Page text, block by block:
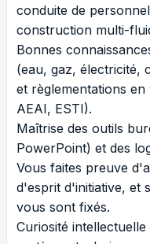
conduite de
construction multi-
Bonnes
(eau, gaz, électricité,
et règlementations en
AEAI, ESTI).
Maîtrise des outils
PowerPoint) et des
Vous faites preuve
d'esprit d'initiative, et
vous sont fixés.
Curiosité